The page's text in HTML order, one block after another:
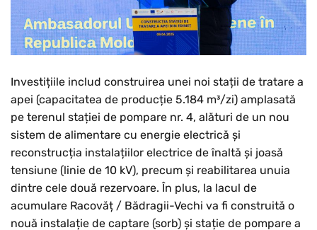
Investițiile includ construirea unei noi stații de tratare a
apei (capacitatea de producție 5.184 m³/zi) amplasată
pe terenul stației de pompare nr. 4, alături de un nou
sistem de alimentare cu energie electrică și
reconstrucția instalațiilor electrice de înaltă și joasă
tensiune (linie de 10 kV), precum și reabilitarea unuia
dintre cele două rezervoare. În plus, la lacul de
acumulare Racovăț / Bădragii-Vechi va fi construită o
nouă instalație de captare (sorb) și stație de pompare a